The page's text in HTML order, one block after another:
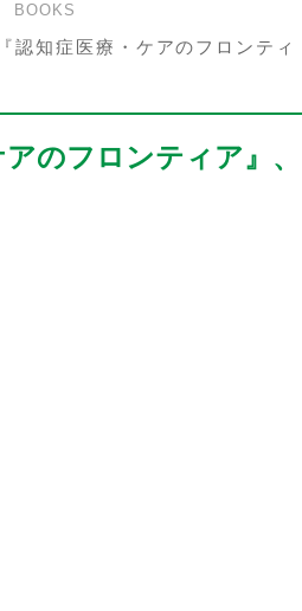
BOOKS
認知症医療・ケアのフロンティ
のフロンティア』、